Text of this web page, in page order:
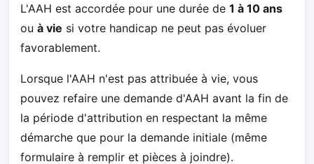
L'AAH est accordée pour une durée de 1 à 10 ans
ou à vie si votre handicap ne peut pas évoluer
favorablement.
Lorsque l'AAH n'est pas attribuée à vie, vous
pouvez refaire une demande d'AAH avant la fin de
la période d'attribution en respectant la même
démarche que pour la demande initiale (même
formulaire à remplir et pièces à joindre).